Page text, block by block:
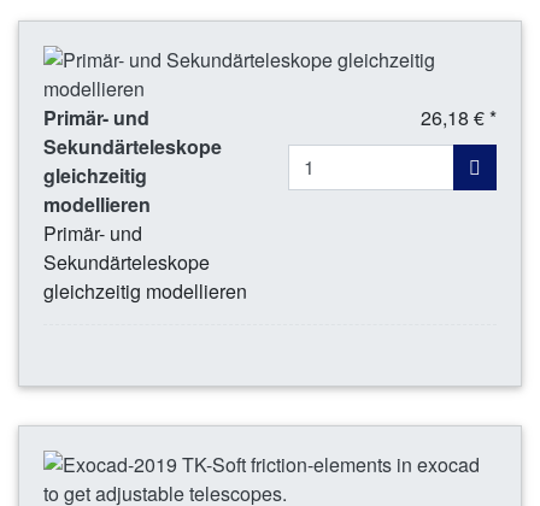
Primär- und
Sekundärteleskope
gleichzeitig
modellieren
Primär- und
Sekundärteleskope
gleichzeitig modellieren
26,18 € *